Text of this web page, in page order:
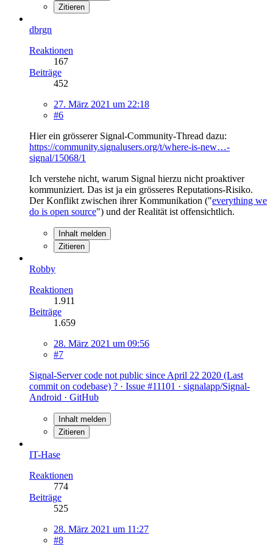
Zitieren
dbrgn
Reaktionen
167
Beiträge
452
27. März 2021 um 22:18
#6
Hier ein grösserer Signal-Community-Thread dazu:
https://community.signalusers.org/t/where-is-new…-
signal/15068/1
Ich verstehe nicht, warum Signal hierzu nicht proaktiver
kommuniziert. Das ist ja ein grösseres Reputations-Risiko.
Der Konflikt zwischen ihrer Kommunikation ("everything we
do is open source") und der Realität ist offensichtlich.
Inhalt melden
Zitieren
Robby
Reaktionen
1.911
Beiträge
1.659
28. März 2021 um 09:56
#7
Signal-Server code not public since April 22 2020 (Last
commit on codebase) ? · Issue #11101 · signalapp/Signal-
Android · GitHub
Inhalt melden
Zitieren
IT-Hase
Reaktionen
774
Beiträge
525
28. März 2021 um 11:27
#8